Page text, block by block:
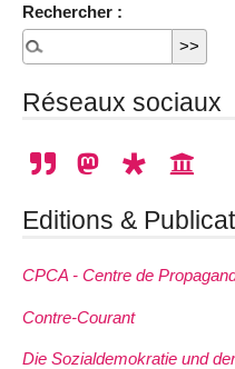
Rechercher :
Réseaux sociaux
Editions &
CPCA - Centre de
Contre-Courant
Die Sozialdemokratie und